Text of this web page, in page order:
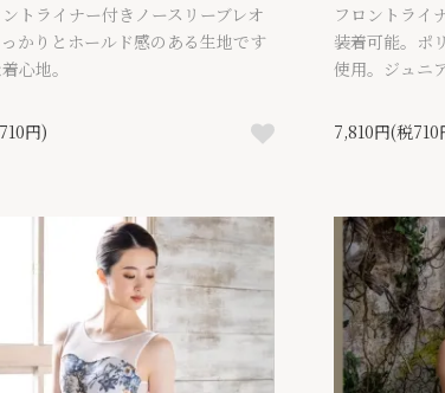
トライナー付きノースリーブレオ
かりとホールド感のある生地です
心地。
円)
フロントライ
装着可能。ポ
使用。ジュニ
7,810円(税710